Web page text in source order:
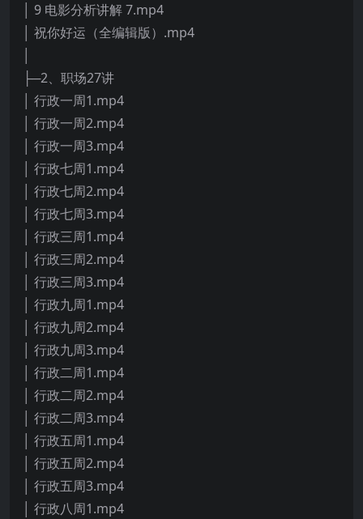
│ 9 电影分析讲解 7.mp4
│ 祝你好运（全编辑版）.mp4
├─2、职场27讲
│ 行政一周1.mp4
│ 行政一周2.mp4
│ 行政一周3.mp4
│ 行政七周1.mp4
│ 行政七周2.mp4
│ 行政七周3.mp4
│ 行政三周1.mp4
│ 行政三周2.mp4
│ 行政三周3.mp4
│ 行政九周1.mp4
│ 行政九周2.mp4
│ 行政九周3.mp4
│ 行政二周1.mp4
│ 行政二周2.mp4
│ 行政二周3.mp4
│ 行政五周1.mp4
│ 行政五周2.mp4
│ 行政五周3.mp4
│ 行政八周1.mp4